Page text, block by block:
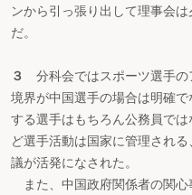
ンから引っ張り出して理事会
だ。
３
分科会ではスポーツ選手の
境界が中国選手の場合は明確
する選手はもちろん公務員で
ど選手活動は国家に管理され
議が活発になされた。
また、中国政府関係者の関心